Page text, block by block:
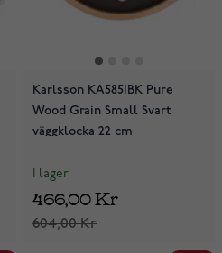
Karlsson KA5851BK Pure
Wood Grain Small Svart
väggklocka 22 cm
I lager
604,00 Kr
466,00 Kr